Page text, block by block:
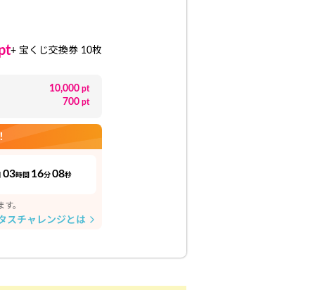
+ 宝くじ交換券 10枚
10,000 pt
700 pt
03時間 16分 07秒
。
スチャレンジとは arrow_forward_ios